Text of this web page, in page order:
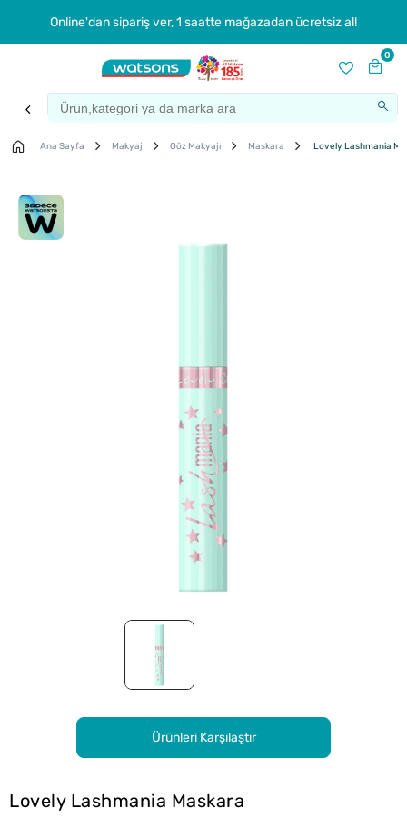
Online'dan sipariş ver, 1 saatte mağazadan ücretsiz al!
0
Ana Sayfa Makyaj Göz Makyajı Maskara Lovely Lashmania
Ürünleri Karşılaştır
Lovely Lashmania Maskara